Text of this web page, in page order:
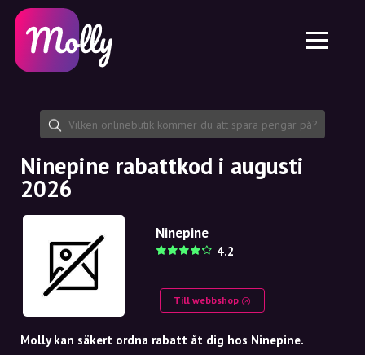
Hudvård
Hårvård
Dela rabattkod
Funktioner
Jobb
Om oss
Samarbete
Plattform
Molly till iPhone och iPad
Molly till Android
SE
EN
NO
NL
Ninepine rabattkod i augusti
2026
Ninepine
4.2
Till webbshop
Molly kan säkert ordna rabatt åt dig hos Ninepine.